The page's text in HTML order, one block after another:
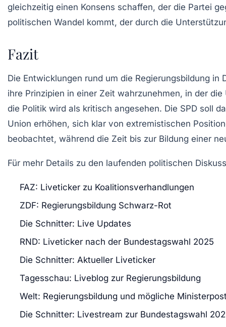
gleichzeitig einen Konsens schaffen, der die Partei
politischen Wandel kommt, der durch die
Fazit
Die Entwicklungen rund um die Regierungsbildung in
ihre Prinzipien in einer Zeit wahrzunehmen, in der
die Politik wird als kritisch angesehen. Die SPD soll
Union erhöhen, sich klar von extremistischen
beobachtet, während die Zeit bis zur Bildung einer
Für mehr Details zu den laufenden politischen
FAZ: Liveticker zu Koalitionsverhandlungen
ZDF: Regierungsbildung Schwarz-Rot
Die Schnitter: Live Updates
RND: Liveticker nach der Bundestagswahl 2025
Die Schnitter: Aktueller Liveticker
Tagesschau: Liveblog zur Regierungsbildung
Welt: Regierungsbildung und mögliche
Die Schnitter: Livestream zur Bundestagswahl